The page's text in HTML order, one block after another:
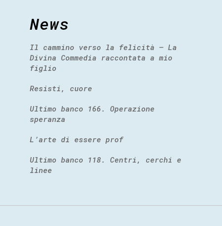
News
Il cammino verso la felicità – La
Divina Commedia raccontata a mio
figlio
Resisti, cuore
Ultimo banco 166. Operazione
speranza
L’arte di essere prof
Ultimo banco 118. Centri, cerchi e
linee